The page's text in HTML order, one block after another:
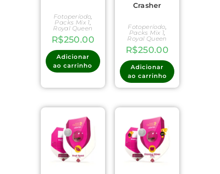
Fotoperíodo
Packs Mix 1 ,
Royal Queen
R$250.00
Adicionar
ao carrinho
Crasher
Fotoperíodo
Packs Mix 1
Royal Queen
R$250.00
Adicionar
ao carrinho